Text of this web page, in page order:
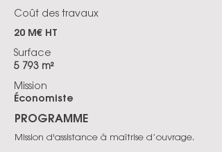
Coût des travaux
20 M€ HT
Surface
5 793 m²
Mission
Économiste
PROGRAMME
Mission d'assistance à maîtrise d’ouvrage.